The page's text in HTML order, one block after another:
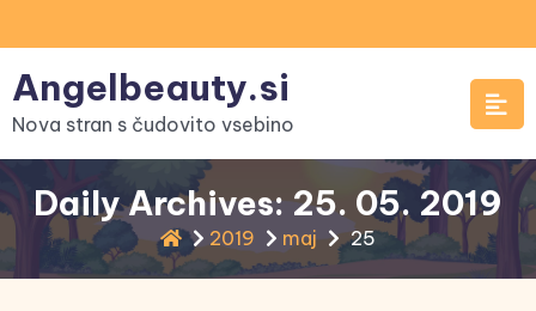
to
content
Angelbeauty.si
Nova stran s čudovito vsebino
Daily Archives: 25. 05. 2019
2019 maj 25